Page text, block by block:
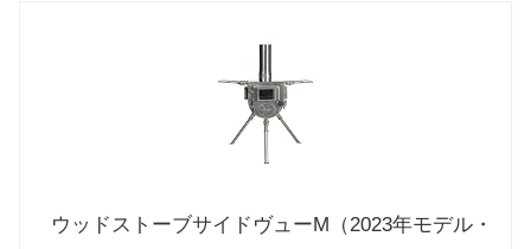
ウッドストーブサイドヴューM（2023年モデル・